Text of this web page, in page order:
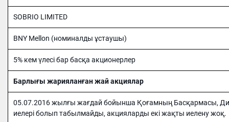
SOBRIO LIMITED
BNY Mellon (номиналды ұстаушы)
5% кем үлесі бар басқа акционерлер
Барлығы жарияланған жай акциялар
05.07.2016 жылғы жағдай бойынша Қоғамның Басқармасы,
иелері болып табылмайды, акцияларды екі жақты иелену жоқ.